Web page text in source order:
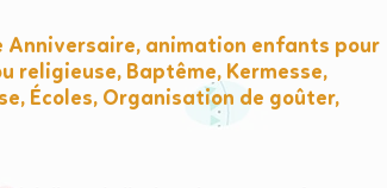
Anniversaire, animation enfants pour
religieuse, Baptême, Kermesse,
Écoles, Organisation de goûter,